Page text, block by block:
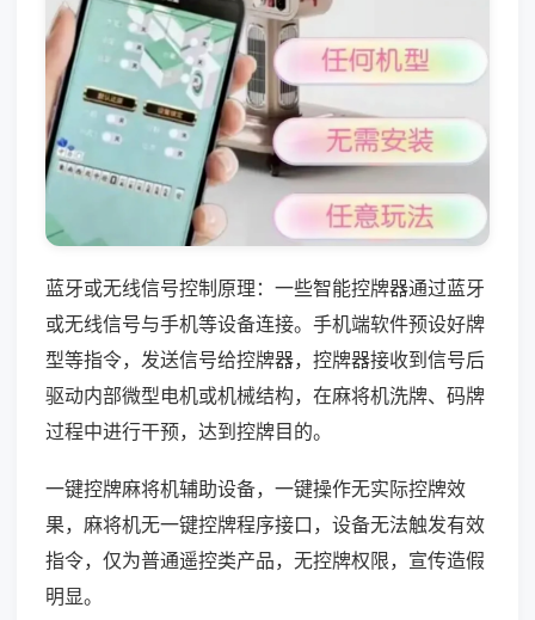
蓝牙或无线信号控制原理：一些智能控牌器通过蓝牙
或无线信号与手机等设备连接。手机端软件预设好牌
型等指令，发送信号给控牌器，控牌器接收到信号后
驱动内部微型电机或机械结构，在麻将机洗牌、码牌
过程中进行干预，达到控牌目的。
一键控牌麻将机辅助设备，一键操作无实际控牌效
果，麻将机无一键控牌程序接口，设备无法触发有效
指令，仅为普通遥控类产品，无控牌权限，宣传造假
明显。